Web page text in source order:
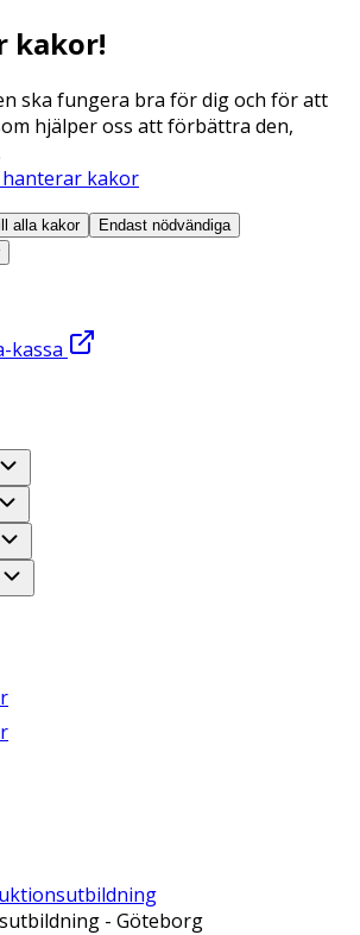
kakor!
ska fungera bra för dig och för att
hjälper oss att förbättra den,
hanterar kakor
alla kakor
Endast nödvändiga
kassa
- Göteborg